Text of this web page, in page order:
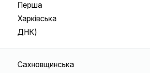
Перша
Харківська
ДНК)
Сахновщинська